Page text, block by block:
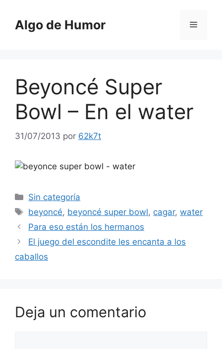
contenido
Algo de Humor Menú
Beyoncé Super
Bowl – En el water
31/07/2013 por 62k7t
Categorías
Sin categoría
Etiquetas
beyoncé, beyoncé super bowl, cagar,water
Para eso están los hermanos
El juego del escondite les encanta a los
caballos
Deja un comentario